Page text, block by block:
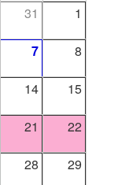
31 1
7 8
14 15
21 22
28 29